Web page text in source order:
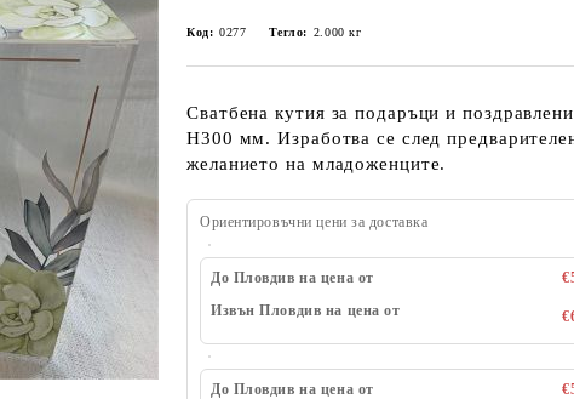
Код: 0277 Тегло: 2.000 кг
Сватбена кутия за подаръци и
Н300 мм. Изработва се след
желанието на младоженците.
Ориентировъчни цени за доставка
До Пловдив на цена от
Извън Пловдив на цена от
До Пловдив на цена от